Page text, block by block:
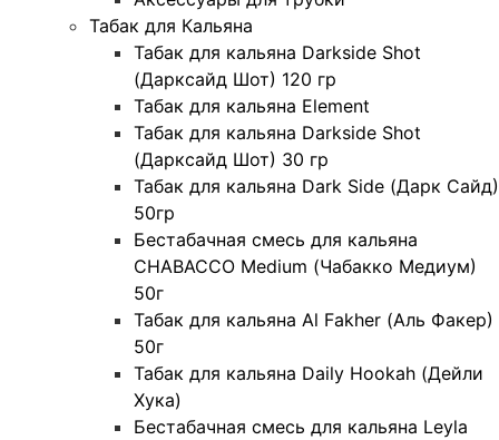
Табак для Кальяна
Табак для кальяна Darkside Shot
(Дарксайд Шот) 120 гр
Табак для кальяна Element
Табак для кальяна Darkside Shot
(Дарксайд Шот) 30 гр
Табак для кальяна Dark Side (Дарк Сайд)
50гр
Бестабачная смесь для кальяна
CHABACCO Medium (Чабакко Медиум)
50г
Табак для кальяна Al Fakher (Аль Факер)
50г
Табак для кальяна Daily Hookah (Дейли
Хука)
Бестабачная смесь для кальяна Leyla